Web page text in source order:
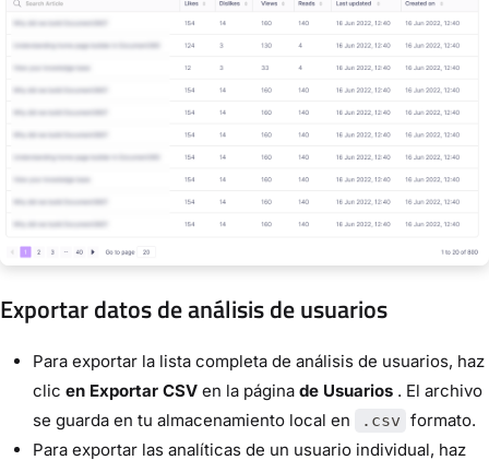
Exportar datos de análisis de usuarios
Para exportar la lista completa de análisis de usuarios, haz
clic en Exportar CSV en la página de Usuarios . El archivo
se guarda en tu almacenamiento local en
.csv formato.
Para exportar las analíticas de un usuario individual, haz